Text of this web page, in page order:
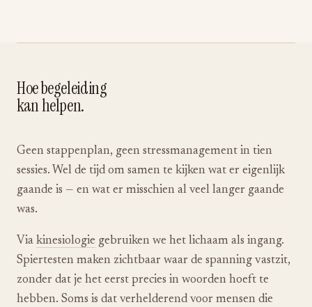
Hoe begeleiding
kan helpen.
Geen stappenplan, geen stressmanagement in tien
sessies. Wel de tijd om samen te kijken wat er eigenlijk
gaande is — en wat er misschien al veel langer gaande
was.
Via kinesiologie gebruiken we het lichaam als ingang.
Spiertesten maken zichtbaar waar de spanning vastzit,
zonder dat je het eerst precies in woorden hoeft te
hebben. Soms is dat verhelderend voor mensen die